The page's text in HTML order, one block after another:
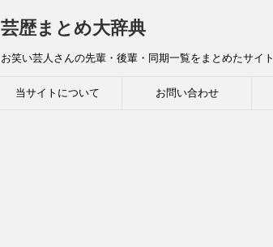
芸歴まとめ大辞典
お笑い芸人さんの先輩・後輩・同期一覧をまとめたサイト
当サイトについて お問い合わせ